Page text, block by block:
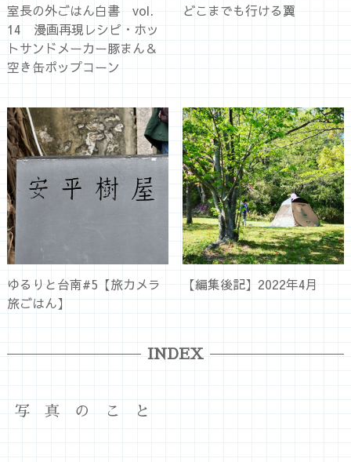
室長の外ごはん白書 vol.
14 漫画再現レシピ・ホッ
トサンドメーカー豚まん＆
空き缶ポップコーン
どこまでも行ける翼
ゆるりと台南#5【旅カメラ
旅ごはん】
【編集後記】2022年4月
INDEX
写真のこと